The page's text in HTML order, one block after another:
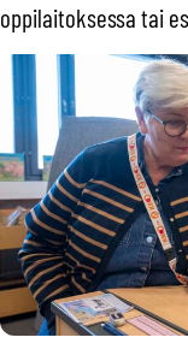
oppilaitoksessa tai